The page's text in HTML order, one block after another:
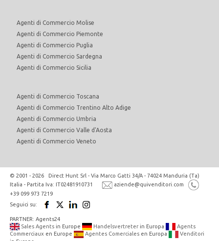
Agenti di Commercio Molise
Agenti di Commercio Piemonte
Agenti di Commercio Puglia
Agenti di Commercio Sardegna
Agenti di Commercio Sicilia
Agenti di Commercio Toscana
Agenti di Commercio Trentino Alto Adige
Agenti di Commercio Umbria
Agenti di Commercio Valle d'Aosta
Agenti di Commercio Veneto
© 2001 - 2026 Direct Hunt Srl - Via Marco Gatti 34/A - 74024 Manduria (Ta)
Italia - Partita Iva: IT02481910731
aziende@quivenditori.com
+39 099 973 7219
Seguici su:
PARTNER: Agents24
Sales Agents in Europe Handelsvertreter in Europa
Agents
Commerciaux en Europe Agentes Comerciales en Europa
Venditori